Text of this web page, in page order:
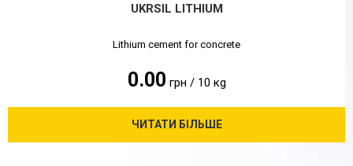
UKRSIL LITHIUM
Lithium cement for concrete
0.00 грн / 10 кg
ЧИТАТИ БІЛЬШЕ